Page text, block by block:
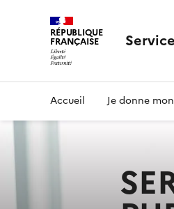
RÉPUBLIQUE
FRANÇAISE
principaleAccueil Je donne